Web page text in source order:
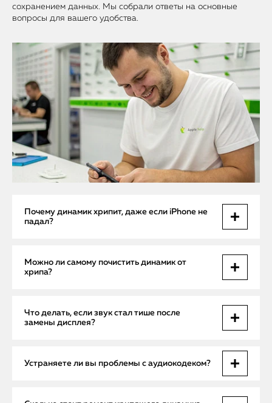
сохранением данных. Мы собрали ответы на основные
вопросы для вашего удобства.
Почему динамик хрипит, даже если iPhone не
падал?
Даже без внешних повреждений возможно засорение
порта или сбой аудиокодека. Иногда достаточно одной
капли влаги или скачка напряжения, чтобы нарушить
Можно ли самому почистить динамик от
хрипа?
Самостоятельная чистка с помощью иголок, щеток или
воздуха может повредить мембрану. Мы используем
ультразвук и антистатический пинцет — безопасно и
Что делать, если звук стал тише после
замены дисплея?
Возможно, неправильно установлена сетка динамика или
шлейф плохо подключен. Мы устраним это бесплатно,
Устраняете ли вы проблемы с аудиокодеком?
Да, мы восстанавливаем пайку микросхем, поврежденных